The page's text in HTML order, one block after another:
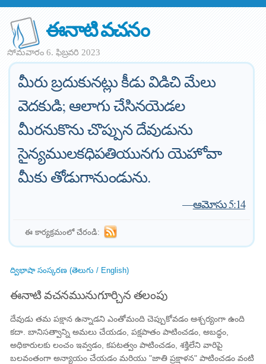
ఈనాటి వచనం
సోమవారం 6. ఫిబ్రవరి 2023
మీరు బ్రదుకునట్లు కీడు విడిచి మేలు
వెదకుడి; ఆలాగు చేసినయెడల
మీరనుకొను చొప్పున దేవుడును
సైన్యములకధిపతియునగు యెహోవా
మీకు తోడుగానుండును.
—ఆమోసు 5:14
ఈ కార్యక్రమంలో చేరండి:
ద్విభాషా సంస్కరణ (తెలుగు / English)
ఈనాటి వచనమునుగూర్చిన తలంపు
దేవుడు తమ పక్షాన ఉన్నాడని ఎంతోమంది చెప్పుకోవడం ఆశ్చర్యంగా ఉంది
కదా. బానిసత్వాన్ని అమలు చేయడం, పక్షపాతం పాటించడం, అబద్ధం,
అధికారులకు లంచం ఇవ్వడం, కపటత్వం పాటించడం, శక్తిలేని వారిపై
బలవంతంగా అన్యాయం చేయడం మరియు "జాతి ప్రక్షాళన" పాటించడం వంటి